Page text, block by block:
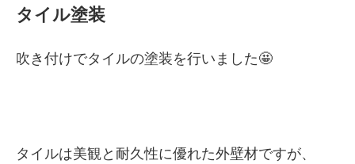
タイル塗装
吹き付けでタイルの塗装を行いました🤩
タイルは美観と耐久性に優れた外壁材ですが、